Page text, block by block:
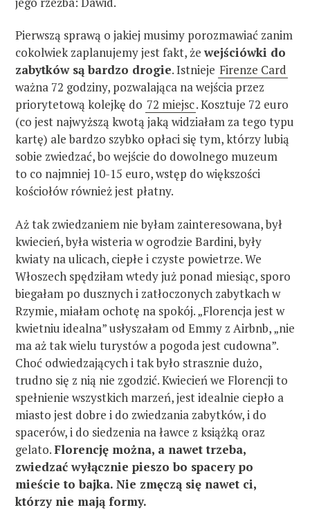
Pierwszą sprawą o jakiej musimy porozmawiać zanim
cokolwiek zaplanujemy jest fakt, żewejściówki do
zabytków są bardzo drogie. Istnieje Firenze Card
ważna 72 godziny, pozwalająca na wejścia przez
priorytetową kolejkę do 72 miejsc. Kosztuje 72 euro
(co jest najwyższą kwotą jaką widziałam za tego typu
kartę) ale bardzo szybko opłaci się tym, którzy lubią
sobie zwiedzać, bo wejście do dowolnego muzeum
to co najmniej 10-15 euro, wstęp do większości
kościołów również jest płatny.
Aż tak zwiedzaniem nie byłam zainteresowana, był
kwiecień, była wisteria w ogrodzie Bardini, były
kwiaty na ulicach, ciepłe i czyste powietrze. We
Włoszech spędziłam wtedy już ponad miesiąc, sporo
biegałam po dusznych i zatłoczonych zabytkach w
Rzymie, miałam ochotę na spokój. „Florencja jest w
kwietniu idealna” usłyszałam od Emmy z Airbnb, „nie
ma aż tak wielu turystów a pogoda jest cudowna”.
Choć odwiedzających i tak było strasznie dużo,
trudno się z nią nie zgodzić. Kwiecień we Florencji to
spełnienie wszystkich marzeń, jest idealnie ciepło a
miasto jest dobre i do zwiedzania zabytków, i do
spacerów, i do siedzenia na ławce z książką oraz
gelato.Florencję można, a nawet trzeba,
zwiedzać wyłącznie pieszo bo spacery po
mieście to bajka. Nie zmęczą się nawet ci,
którzy nie mają formy.